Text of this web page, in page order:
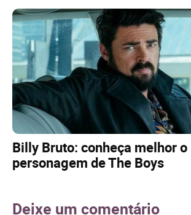
Billy Bruto: conheça melhor o
personagem de The Boys
Deixe um comentário